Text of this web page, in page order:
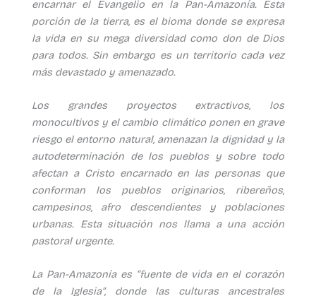
encarnar el Evangelio en la Pan-Amazonía. Esta
porción de la tierra, es el bioma donde se expresa
la vida en su mega diversidad como don de Dios
para todos. Sin embargo es un territorio cada vez
más devastado y amenazado.
Los grandes proyectos extractivos, los
monocultivos y el cambio climático ponen en grave
riesgo el entorno natural, amenazan la dignidad y la
autodeterminación de los pueblos y sobre todo
afectan a Cristo encarnado en las personas que
conforman los pueblos originarios, ribereños,
campesinos, afro descendientes y poblaciones
urbanas. Esta situación nos llama a una acción
pastoral urgente.
La Pan-Amazoníaes “fuente de vida en el corazón
de la Iglesia”, donde las culturas ancestrales